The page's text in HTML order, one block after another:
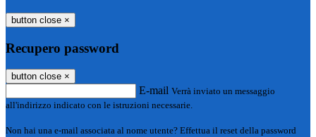
button close ×
Recupero password
button close ×
E-mail Verrà inviato un messaggio
all'indirizzo indicato con le istruzioni necessarie.
Non hai una e-mail associata al nome utente? Effettua il reset della password